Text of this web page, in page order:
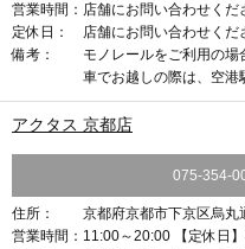
営業時間： 店舗にお問い合わせくだ
定休日：
店舗にお問い合わせくだ
備考：
モノレールをご利用の
車でお越しの際は、空港
アクタス 京都店
075-354-
住所：
京都府京都市下京区烏
営業時間： 11:00～20:00 【定休日